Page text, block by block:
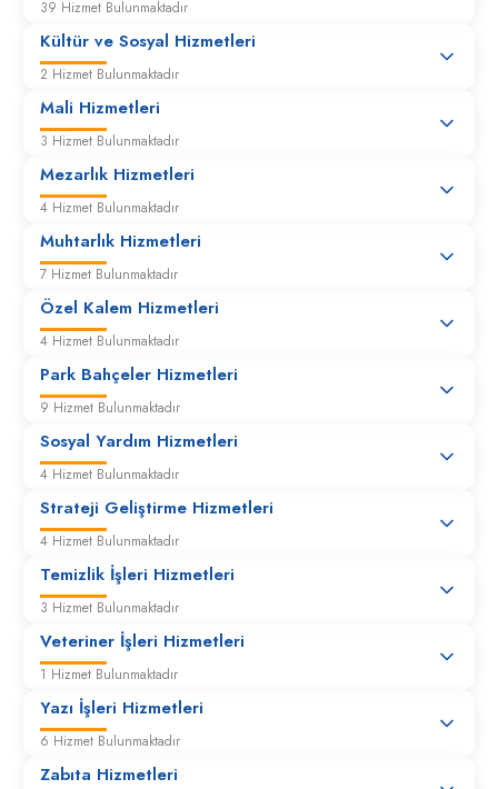
39 Hizmet Bulunmaktadır
Kültür ve Sosyal Hizmetleri
2 Hizmet Bulunmaktadır
Mali Hizmetleri
3 Hizmet Bulunmaktadır
Mezarlık Hizmetleri
4 Hizmet Bulunmaktadır
Muhtarlık Hizmetleri
7 Hizmet Bulunmaktadır
Özel Kalem Hizmetleri
4 Hizmet Bulunmaktadır
Park Bahçeler Hizmetleri
9 Hizmet Bulunmaktadır
Sosyal Yardım Hizmetleri
4 Hizmet Bulunmaktadır
Strateji Geliştirme Hizmetleri
4 Hizmet Bulunmaktadır
Temizlik İşleri Hizmetleri
3 Hizmet Bulunmaktadır
Veteriner İşleri Hizmetleri
1 Hizmet Bulunmaktadır
Yazı İşleri Hizmetleri
6 Hizmet Bulunmaktadır
Zabıta Hizmetleri